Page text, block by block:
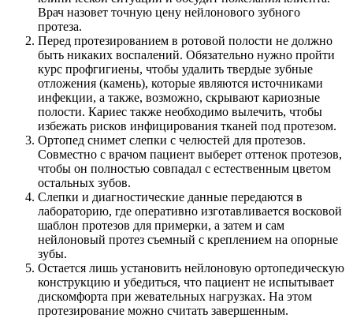
Врач назовет точную цену нейлонового зубного
протеза.
Перед протезированием в ротовой полости не должно
быть никаких воспалений. Обязательно нужно пройти
курс профгигиены, чтобы удалить твердые зубные
отложения (камень), которые являются источниками
инфекции, а также, возможно, скрывают кариозные
полости. Кариес также необходимо вылечить, чтобы
избежать рисков инфицирования тканей под протезом.
Ортопед снимет слепки с челюстей для протезов.
Совместно с врачом пациент выберет оттенок протезов,
чтобы он полностью совпадал с естественным цветом
остальных зубов.
Слепки и диагностические данные передаются в
лабораторию, где оперативно изготавливается восковой
шаблон протезов для примерки, а затем и сам
нейлоновый протез съемный с креплением на опорные
зубы.
Остается лишь установить нейлоновую ортопедическую
конструкцию и убедиться, что пациент не испытывает
дискомфорта при жевательных нагрузках. На этом
протезирование можно считать завершенным.